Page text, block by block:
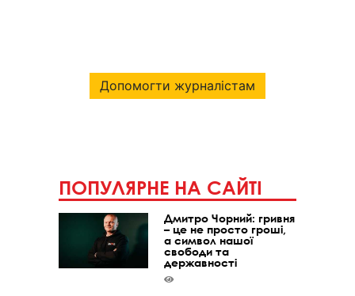
Допомогти журналістам
ПОПУЛЯРНЕ НА САЙТІ
Дмитро Чорний: гривня
– це не просто гроші,
а символ нашої
свободи та
державності